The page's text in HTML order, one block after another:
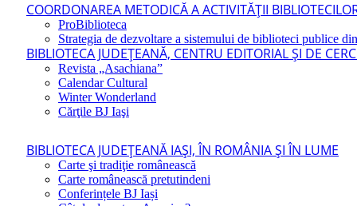
COORDONAREA METODICĂ A ACTIVITĂŢII
ProBiblioteca
Strategia de dezvoltare a sistemului de biblioteci publice
BIBLIOTECA JUDEŢEANĂ, CENTRU EDITORIAL ŞI DE
Revista „Asachiana”
Calendar Cultural
Winter Wonderland
Cărţile BJ Iaşi
BIBLIOTECA JUDEŢEANĂ IAŞI, ÎN ROMÂNIA ŞI ÎN LUME
Carte şi tradiţie românească
Carte românească pretutindeni
Conferințele BJ Iași